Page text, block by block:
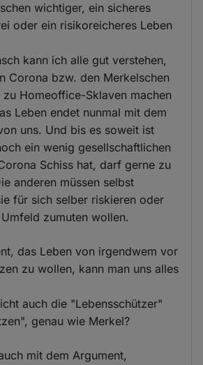
wichtiger, ein sicheres
oder ein risikoreicheres Leben
kann ich alle gut verstehen,
Corona bzw. den Merkelschen
zu Homeoffice-Sklaven machen
Leben endet nunmal mit dem
uns. Und bis es soweit ist
ein wenig gesellschaftlichen
Schiss hat, darf gerne zu
anderen müssen selbst
für sich selber riskieren oder
zumuten wollen.
das Leben von irgendwem vor
zu wollen, kann man uns alles
auch die "Lebensschützer"
genau wie Merkel?
mit dem Argument,